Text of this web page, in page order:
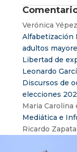
Verónica
Alfabetización
adultos
Libertad de
Leonardo
Discursos de
elecciones
Maria Carolina
Mediática e
Ricardo Zapata